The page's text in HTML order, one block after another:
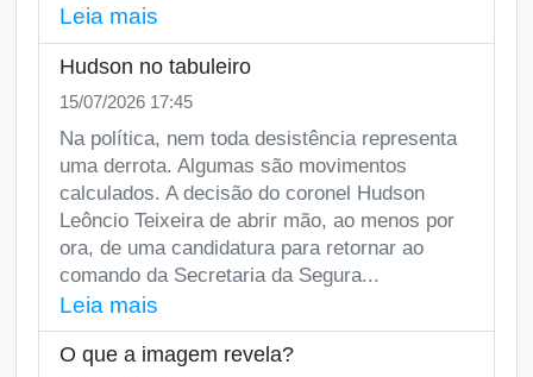
Leia mais
Hudson no tabuleiro
15/07/2026 17:45
Na política, nem toda desistência representa
uma derrota. Algumas são movimentos
calculados. A decisão do coronel Hudson
Leôncio Teixeira de abrir mão, ao menos por
ora, de uma candidatura para retornar ao
comando da Secretaria da Segura...
Leia mais
O que a imagem revela?